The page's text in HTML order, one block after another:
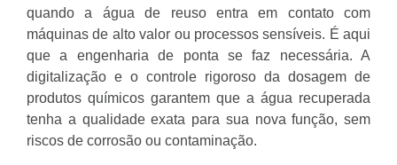
quando a água de reuso entra em contato com
máquinas de alto valor ou processos sensíveis. É aqui
que a engenharia de ponta se faz necessária. A
digitalização e o controle rigoroso da dosagem de
produtos químicos garantem que a água recuperada
tenha a qualidade exata para sua nova função, sem
riscos de corrosão ou contaminação.